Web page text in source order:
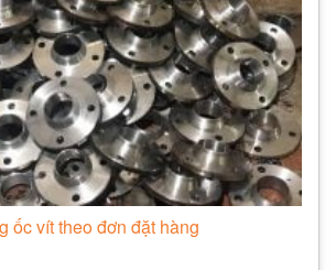
ốc vít theo đơn đặt hàng